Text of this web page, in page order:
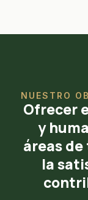
NUESTRO
Ofrecer
y
áreas
la